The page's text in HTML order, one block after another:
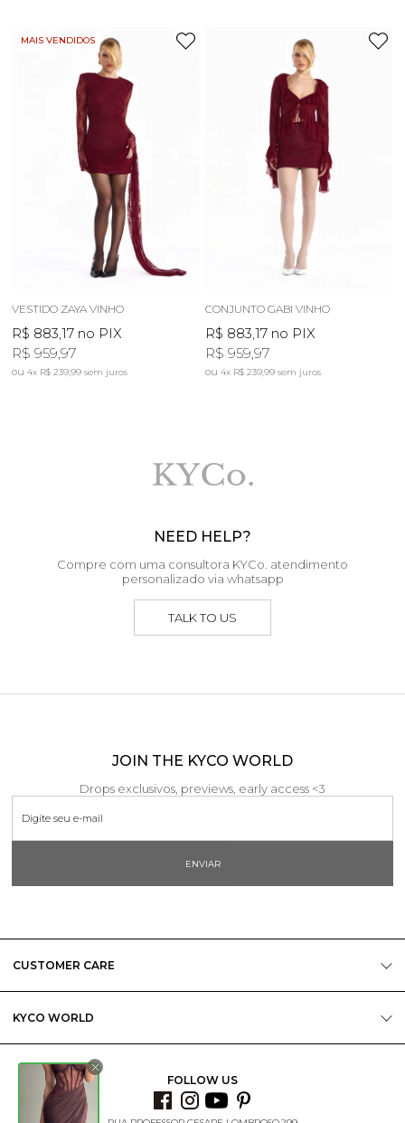
MAIS VENDIDOS
VESTIDO ZAYA VINHO
R$ 883,17 no PIX
R$ 959,97
4x R$ 239,99sem juros
CONJUNTO GABI VINHO
R$ 883,17no PIX
R$ 959,97
4x R$ 239,99 sem juros
NEED HELP?
Compre com uma consultora KYCo. atendimento
personalizado via whatsapp
TALK TO US
JOIN THE KYCO WORLD
Drops exclusivos, previews, early access <3
ENVIAR
CUSTOMER CARE
KYCO WORLD
FOLLOW US